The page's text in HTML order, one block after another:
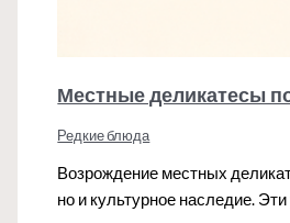
Местные деликатесы
Редкие блюда
Возрождение местных
но и культурное наследие.